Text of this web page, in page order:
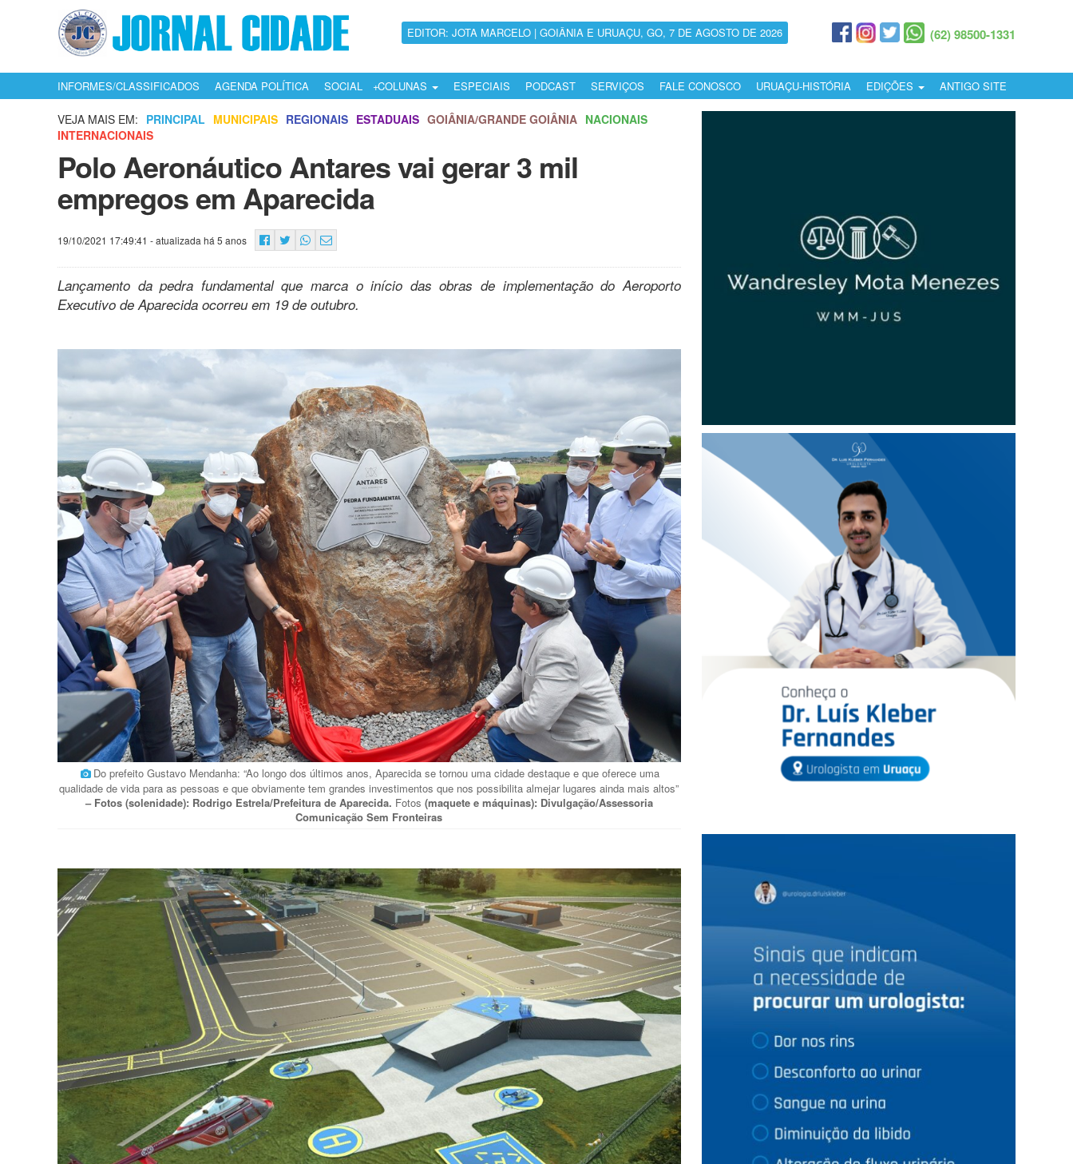
EDITOR: JOTA MARCELO | GOIÂNIA E URUAÇU, GO, 7 DE AGOSTO DE 2026 (62) 98500-1331
INFORMES/CLASSIFICADOS AGENDA POLÍTICA SOCIAL COLUNAS ESPECIAIS PODCAST SERVIÇOS FALE CONOSCO URUAÇU-HISTÓRIA EDIÇÕES ANTIGO SITE
VEJA MAIS EM: PRINCIPAL MUNICIPAIS REGIONAIS ESTADUAIS GOIÂNIA/GRANDE GOIÂNIA NACIONAIS
INTERNACIONAIS
Polo Aeronáutico Antares vai gerar 3 mil
empregos em Aparecida
19/10/2021 17:49:41 - atualizada há 5 anos
Lançamento da pedra fundamental que marca o início das obras de implementação do Aeroporto
Executivo de Aparecida ocorreu em 19 de outubro.
Do prefeito Gustavo Mendanha: “Ao longo dos últimos anos, Aparecida se tornou uma cidade destaque e que oferece uma
qualidade de vida para as pessoas e que obviamente tem grandes investimentos que nos possibilita almejar lugares ainda mais altos”
– Fotos (solenidade): Rodrigo Estrela/Prefeitura de Aparecida. Fotos (maquete e máquinas): Divulgação/Assessoria
Comunicação Sem Fronteiras